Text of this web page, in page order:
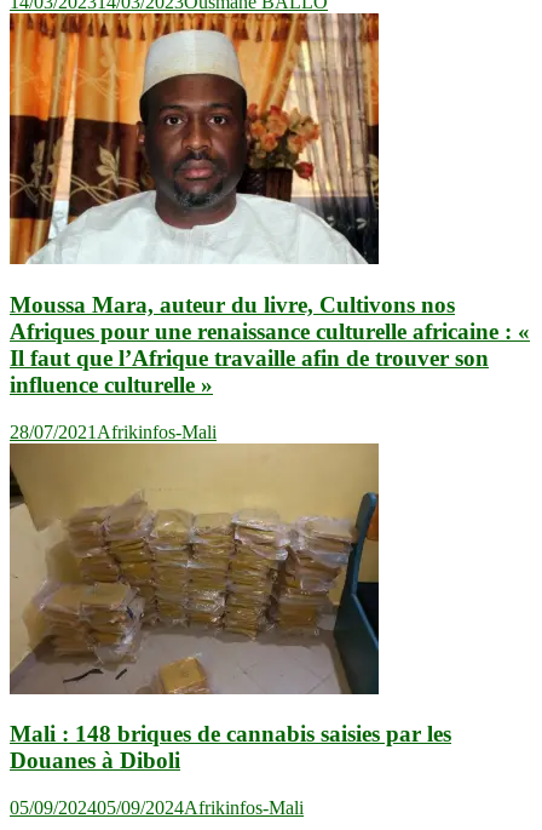
Moussa Mara, auteur du livre, Cultivons nos
Afriques pour une renaissance culturelle africaine : «
Il faut que l’Afrique travaille afin de trouver son
influence culturelle »
28/07/2021 Afrikinfos-Mali
Mali : 148 briques de cannabis saisies par les
Douanes à Diboli
05/09/202405/09/2024Afrikinfos-Mali